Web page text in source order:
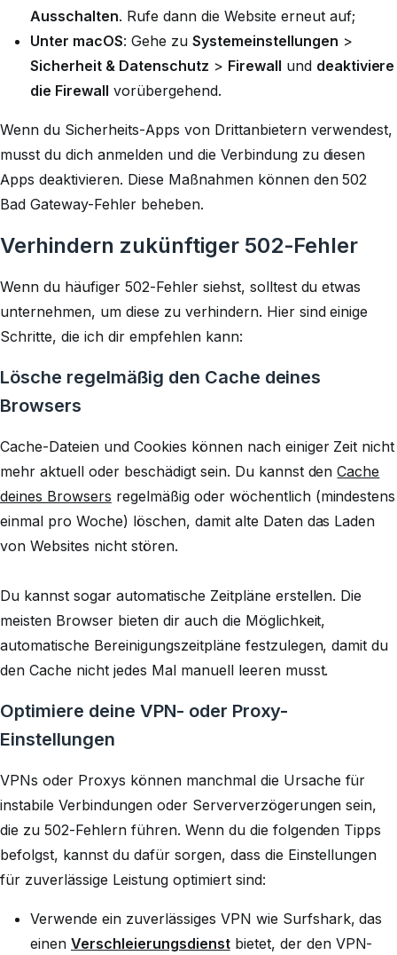
Ausschalten. Rufe dann die Website erneut auf;
Unter macOS: Gehe zu Systemeinstellungen >
Sicherheit & Datenschutz > Firewall und deaktiviere
die Firewall vorübergehend.
Wenn du Sicherheits-Apps von Drittanbietern verwendest,
musst du dich anmelden und die Verbindung zu diesen
Apps deaktivieren. Diese Maßnahmen können den 502
Bad Gateway-Fehler beheben.
Verhindern zukünftiger 502-Fehler
Wenn du häufiger 502-Fehler siehst, solltest du etwas
unternehmen, um diese zu verhindern. Hier sind einige
Schritte, die ich dir empfehlen kann:
Lösche regelmäßig den Cache deines
Browsers
Cache-Dateien und Cookies können nach einiger Zeit nicht
mehr aktuell oder beschädigt sein. Du kannst denCache
deines Browsers regelmäßig oder wöchentlich (mindestens
einmal pro Woche) löschen, damit alte Daten das Laden
von Websites nicht stören.
Du kannst sogar automatische Zeitpläne erstellen. Die
meisten Browser bieten dir auch die Möglichkeit,
automatische Bereinigungszeitpläne festzulegen, damit du
den Cache nicht jedes Mal manuell leeren musst.
Optimiere deine VPN- oder Proxy-
Einstellungen
VPNs oder Proxys können manchmal die Ursache für
instabile Verbindungen oder Serververzögerungen sein,
die zu 502-Fehlern führen. Wenn du die folgenden Tipps
befolgst, kannst du dafür sorgen, dass die Einstellungen
für zuverlässige Leistung optimiert sind:
Verwende ein zuverlässiges VPN wie Surfshark, das
einen Verschleierungsdienstbietet, der den VPN-